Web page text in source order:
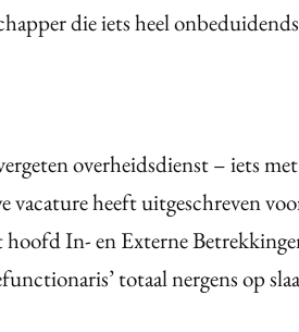
die iets heel
overheidsdienst – iets
vacature heeft uitgeschreven
In- en Externe
totaal nergens op